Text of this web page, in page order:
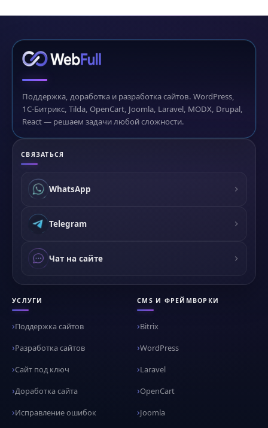
Поддержка, доработка и разработка сайтов. WordPress,
1С-Битрикс, Tilda, OpenCart, Joomla, Laravel, MODX, Drupal,
React — решаем задачи любой сложности.
СВЯЗАТЬСЯ
WhatsApp
Telegram
Чат на сайте
УСЛУГИ
Поддержка сайтов
Разработка сайтов
Сайт под ключ
Доработка сайта
Исправление ошибок
CMS И ФРЕЙМВОРКИ
Bitrix
WordPress
Laravel
OpenCart
Joomla